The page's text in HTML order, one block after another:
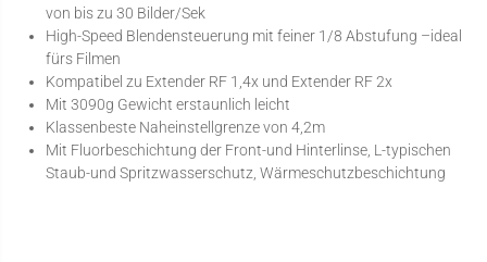
von bis zu 30 Bilder/Sek
High-Speed Blendensteuerung mit feiner 1/8 Abstufung –ideal
fürs Filmen
Kompatibel zu Extender RF 1,4x und Extender RF 2x
Mit 3090g Gewicht erstaunlich leicht
Klassenbeste Naheinstellgrenze von 4,2m
Mit Fluorbeschichtung der Front-und Hinterlinse, L-typischen
Staub-und Spritzwasserschutz, Wärmeschutzbeschichtung